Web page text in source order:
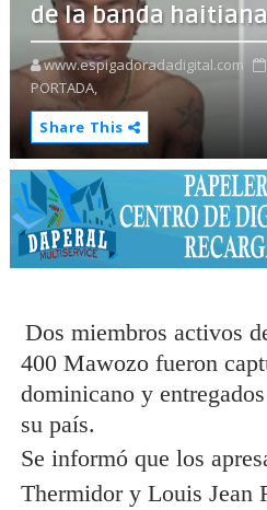
de la banda
www.espigadoradadigital.com
PORTADA,
Share This
Dos miembros activos
400 Mawozo fueron
dominicano y
su país.
Se informó que los
Thermidor y Louis Jean